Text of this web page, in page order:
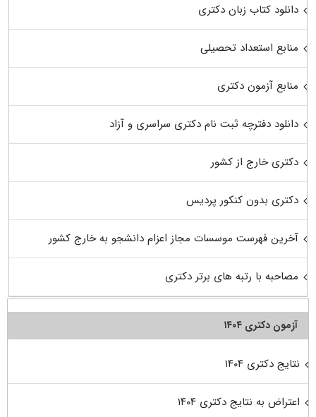
دانلود کتاب زبان دکتری
منابع استعداد تحصیلی
منابع آزمون دکتری
دانلود دفترچه ثبت نام دکتری سراسری و آزاد
دکتری خارج از کشور
دکتری بدون کنکور پردیس
آخرین فهرست موسسات مجاز اعزام دانشجو به خارج کشور
مصاحبه با رتبه های برتر دکتری
آزمون دکتری ۱۴۰۴
نتایج دکتری ۱۴۰۴
اعتراض به نتایج دکتری ۱۴۰۴